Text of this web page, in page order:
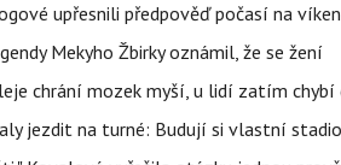
upřesnili předpověď počasí na
Mekyho Žbirky oznámil, že se žení
chrání mozek myší, u lidí zatím chybí
jezdit na turné: Budují si vlastní